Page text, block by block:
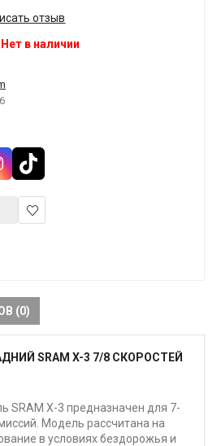
отзыв
Нет в наличии
(0)
SRAM X-3 7/8 СКОРОСТЕЙ
SRAM X-3 предназначен для 7-
Модель рассчитана на
в условиях бездорожья и